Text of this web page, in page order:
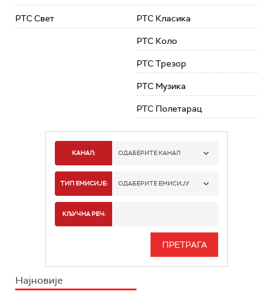
РТС Свет РТС Класика
РТС Коло
РТС Трезор
РТС Музика
РТС Полетарац
КАНАЛ: ОДАБЕРИТЕ КАНАЛ
РТС 1
РТС 3
ТИП ЕМИСИЈЕ: ОДАБЕРИТЕ ЕМИСИЈУ
ИНФО
КЉУЧНА РЕЧ:
Најновије